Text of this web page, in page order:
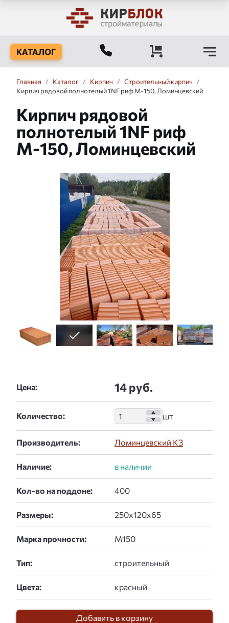
КАТАЛОГ
Главная / Каталог / Кирпич / Строительный кирпич
/
Кирпич рядовой полнотелый 1NF риф М-150, Ломинцевский
Кирпич рядовой
полнотелый 1NF риф
М-150, Ломинцевский
Цена: 14 руб.
Количество:
Производитель: Ломинцевский КЗ
Наличие:
Кол-во на поддоне:
Размеры:
Марка прочности:
Тип:
Цвета:
Добавить в корзину